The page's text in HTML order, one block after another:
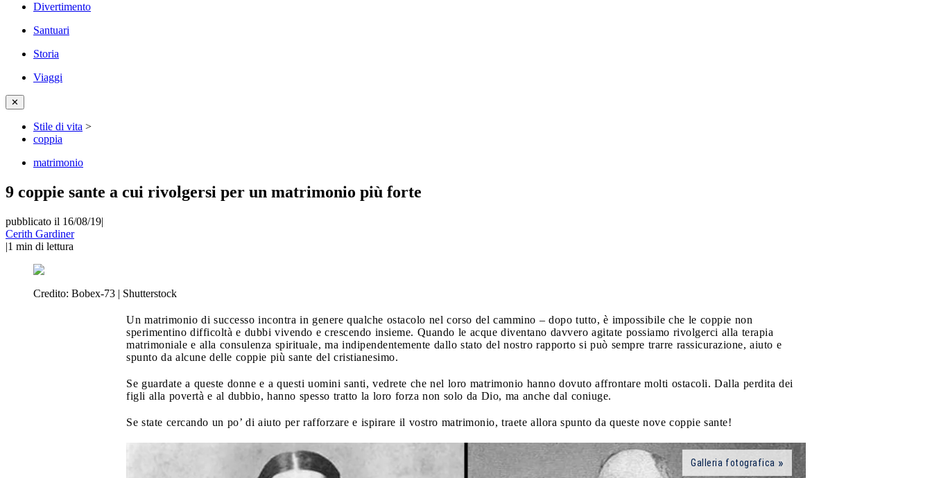
Divertimento
Santuari
Storia
Viaggi
✕
Stile di vita >
coppia
matrimonio
9 coppie sante a cui rivolgersi per un matrimonio più forte
pubblicato il 16/08/19|
Cerith Gardiner
|1 min di lettura
Credito: Bobex-73 | Shutterstock
Un matrimonio di successo incontra in genere qualche ostacolo nel corso del cammino – dopo tutto, è impossibile che le coppie non
sperimentino difficoltà e dubbi vivendo e crescendo insieme. Quando le acque diventano davvero agitate possiamo rivolgerci alla terapia
matrimoniale e alla consulenza spirituale, ma indipendentemente dallo stato del nostro rapporto si può sempre trarre rassicurazione, aiuto e
spunto da alcune delle coppie più sante del cristianesimo.
Se guardate a queste donne e a questi uomini santi, vedrete che nel loro matrimonio hanno dovuto affrontare molti ostacoli. Dalla perdita dei
figli alla povertà e al dubbio, hanno spesso tratto la loro forza non solo da Dio, ma anche dal coniuge.
Se state cercando un po’ di aiuto per rafforzare e ispirare il vostro matrimonio, traete allora spunto da queste nove coppie sante!
Galleria fotografica